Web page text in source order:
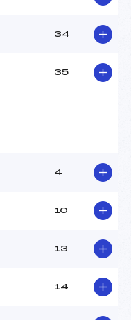
28.6800
34
35
4
10
13
14